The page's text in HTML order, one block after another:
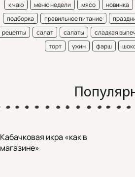
к чаю
меню недели мясо новинка
подборка
правильное питание
рецепты
салат салаты сладкая
торт
ужин фарш
Кабачковая икра «как в
магазине»